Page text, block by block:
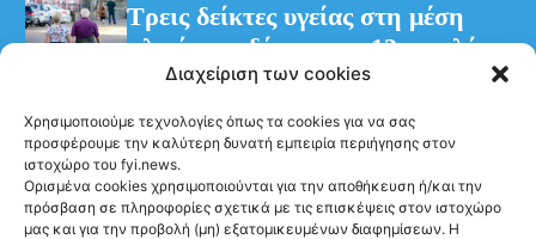
Διαχείριση των cookies
Χρησιμοποιούμε τεχνολογίες όπως τα cookies για να σας
προσφέρουμε την καλύτερη δυνατή εμπειρία περιήγησης στον
ιστοχώρο του fyi.news.
Ορισμένα cookies χρησιμοποιούνται για την αποθήκευση ή/και την
πρόσβαση σε πληροφορίες σχετικά με τις επισκέψεις στον ιστοχώρο
μας και για την προβολή (μη) εξατομικευμένων διαφημίσεων. Η
Τρεις δείκτες υγείας στη μέση
ηλικία συνδέονται με 13 επιπλέον
χρόνια χωρίς άνοια